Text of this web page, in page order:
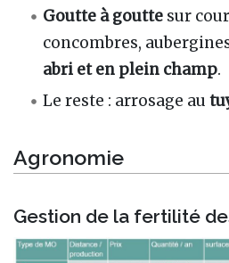
Goutte à goutte sur
concombres,
abri et en plein champ.
Le reste : arrosage au
Agronomie
Gestion de la fertilité